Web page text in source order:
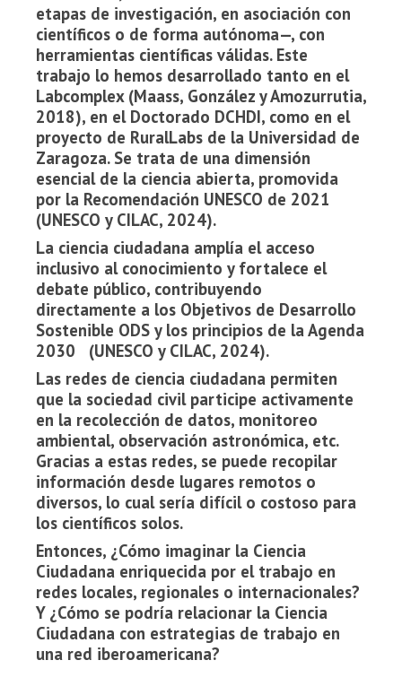
etapas de investigación, en asociación con
científicos o de forma autónoma—, con
herramientas científicas válidas. Este
trabajo lo hemos desarrollado tanto en el
Labcomplex (Maass, González y Amozurrutia,
2018), en el Doctorado DCHDI, como en el
proyecto de RuralLabs de la Universidad de
Zaragoza. Se trata de una dimensión
esencial de la ciencia abierta, promovida
por la Recomendación UNESCO de 2021
(UNESCO y CILAC, 2024).
La ciencia ciudadana amplía el acceso
inclusivo al conocimiento y fortalece el
debate público, contribuyendo
directamente a los Objetivos de Desarrollo
Sostenible ODS y los principios de la Agenda
2030 (UNESCO y CILAC, 2024).
Las redes de ciencia ciudadana permiten
que la sociedad civil participe activamente
en la recolección de datos, monitoreo
ambiental, observación astronómica, etc.
Gracias a estas redes, se puede recopilar
información desde lugares remotos o
diversos, lo cual sería difícil o costoso para
los científicos solos.
Entonces, ¿Cómo imaginar la Ciencia
Ciudadana enriquecida por el trabajo en
redes locales, regionales o internacionales?
Y ¿Cómo se podría relacionar la Ciencia
Ciudadana con estrategias de trabajo en
una red iberoamericana?